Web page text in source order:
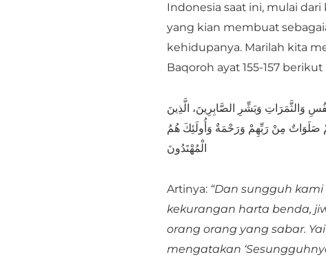
Indonesia saat ini, mulai
yang kian membuat
kehidupanya. Marilah kita
Baqoroh ayat 155-157 berikut
وَالثَّمَرَاتِ وَبَشِّرِ الصَّابِرِينَ، الَّذِينَ
صَلَوَاتٌ مِنْ رَبِّهِمْ وَرَحْمَةٌ وَأُولَئِكَ هُمُ
الْمُهْتَدُونَ
Artinya: “Dan sungguh
kekurangan harta benda,
orang orang yang sabar.
mengatakan